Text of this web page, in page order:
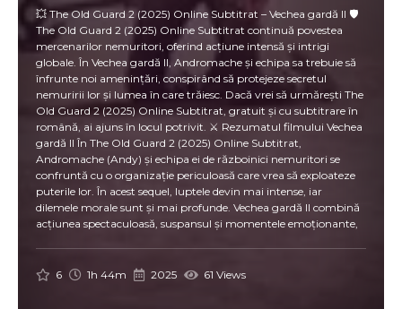
💥 The Old Guard 2 (2025) Online Subtitrat – Vechea gardă II 🛡️
The Old Guard 2 (2025) Online Subtitrat continuă povestea
mercenarilor nemuritori, oferind acțiune intensă și intrigi
globale. În Vechea gardă II, Andromache și echipa sa trebuie să
înfrunte noi amenințări, conspirând să protejeze secretul
nemuririi lor și lumea în care trăiesc. Dacă vrei să urmărești The
Old Guard 2 (2025) Online Subtitrat, gratuit și cu subtitrare în
română, ai ajuns în locul potrivit. ⚔️ Rezumatul filmului Vechea
gardă II În The Old Guard 2 (2025) Online Subtitrat,
Andromache (Andy) și echipa ei de războinici nemuritori se
confruntă cu o organizație periculoasă care vrea să exploateze
puterile lor. În acest sequel, luptele devin mai intense, iar
dilemele morale sunt și mai profunde. Vechea gardă II combină
acțiunea spectaculoasă, suspansul și momentele emoționante,
lumii sau să continue să lupte în tăcere, protejând viețile celor
6 1h 44m 2025 61 Views